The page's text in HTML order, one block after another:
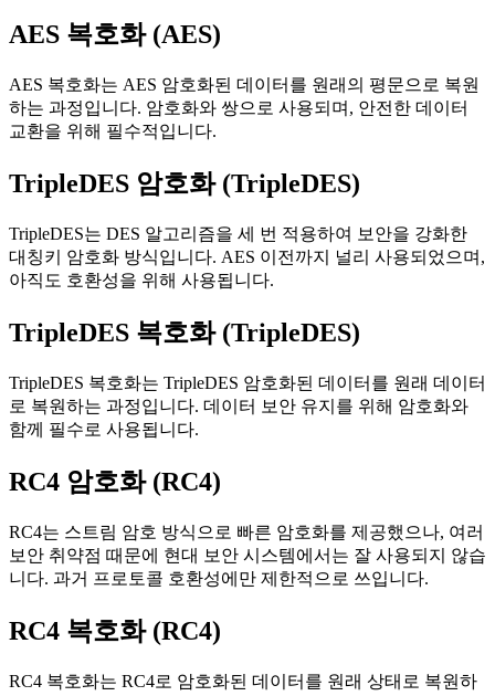
AES 복호화 (AES)
AES 복호화는 AES 암호화된 데이터를 원래의 평문으로 복원
하는 과정입니다. 암호화와 쌍으로 사용되며, 안전한 데이터
교환을 위해 필수적입니다.
TripleDES 암호화 (TripleDES)
TripleDES는 DES 알고리즘을 세 번 적용하여 보안을 강화한
대칭키 암호화 방식입니다. AES 이전까지 널리 사용되었으며,
아직도 호환성을 위해 사용됩니다.
TripleDES 복호화 (TripleDES)
TripleDES 복호화는 TripleDES 암호화된 데이터를 원래 데이터
로 복원하는 과정입니다. 데이터 보안 유지를 위해 암호화와
함께 필수로 사용됩니다.
RC4 암호화 (RC4)
RC4는 스트림 암호 방식으로 빠른 암호화를 제공했으나, 여러
보안 취약점 때문에 현대 보안 시스템에서는 잘 사용되지 않습
니다. 과거 프로토콜 호환성에만 제한적으로 쓰입니다.
RC4 복호화 (RC4)
RC4 복호화는 RC4로 암호화된 데이터를 원래 상태로 복원하